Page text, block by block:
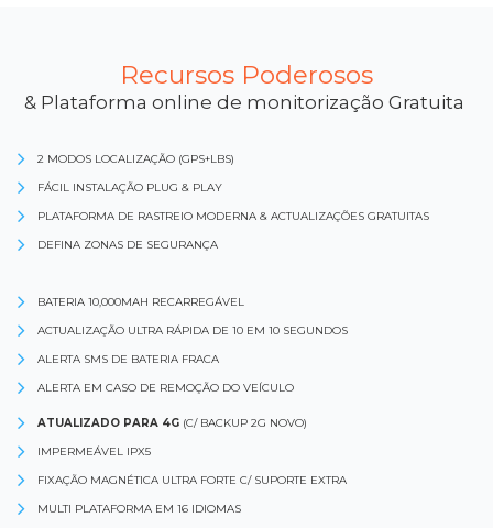
Recursos Poderosos
& Plataforma online de monitorização Gratuita
2 MODOS LOCALIZAÇÃO (GPS+LBS)
FÁCIL INSTALAÇÃO PLUG & PLAY
PLATAFORMA DE RASTREIO MODERNA & ACTUALIZAÇÕES GRATUITAS
DEFINA ZONAS DE SEGURANÇA
BATERIA 10,000MAH RECARREGÁVEL
ACTUALIZAÇÃO ULTRA RÁPIDA DE 10 EM 10 SEGUNDOS
ALERTA SMS DE BATERIA FRACA
ALERTA EM CASO DE REMOÇÃO DO VEÍCULO
ATUALIZADO PARA 4G (C/ BACKUP 2G NOVO)
IMPERMEÁVEL IPX5
FIXAÇÃO MAGNÉTICA ULTRA FORTE C/ SUPORTE EXTRA
MULTI PLATAFORMA EM 16 IDIOMAS